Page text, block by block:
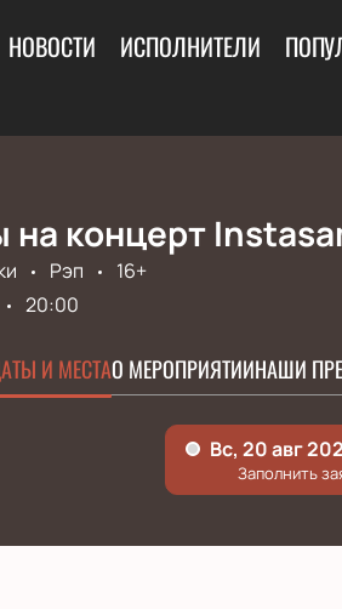
НОВОСТИ ИСПОЛНИТЕЛИ
на концерт
Рэп
16+
20:00
И МЕСТАО МЕРОПРИЯТИИНАШИ